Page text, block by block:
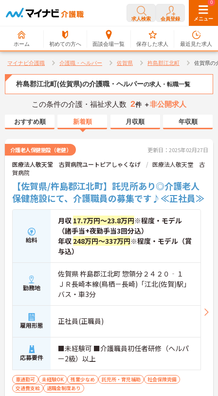
求人検索 会員登録 メニュー
ホーム 初めての方へ 面談会場一覧
0
保存した求人
0
最近見た求人
マイナビ介護職 介護職・ヘルパー 佐賀県 杵島郡江北町 佐賀県の
杵島郡江北町(佐賀県)の介護職・ヘルパーの求人・転職一覧
この条件の介護・福祉求人数 2件 ＋非公開求人
おすすめ順 新着順 月収順 年収順
介護老人保健施設（老健） 更新日：2025年02月27日
医療法人敬天堂 古賀病院ユートピアしゃくなげ
医療法人敬天堂 古
賀病院
【佐賀県/杵島郡江北町】託児所あり◎介護老人
保健施設にて、介護職員の募集です♪≪正社員≫
給料
月収 17.7万円～23.8万円※程度・モデル
（諸手当+夜勤手当3回分込）
年収 248万円～337万円※程度・モデル（賞
与込）
勤務地
佐賀県 杵島郡江北町 惣領分２４２０‐１
ＪＲ長崎本線(鳥栖－長崎)「江北(佐賀)駅」
バス・車3分
雇用形態 正社員(正職員)
応募要件
■未経験可 ■介護職員初任者研修（ヘルパ
ー2級）以上
車通勤可 未経験OK 残業少なめ 託児所・育児補助
社会保険完備
交通費支給
退職金制度あり